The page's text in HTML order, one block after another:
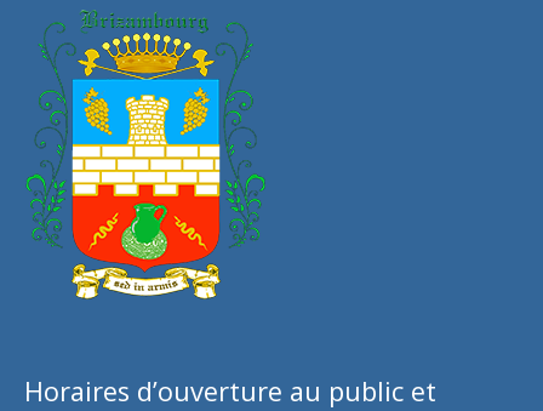
Horaires d’ouverture au public et